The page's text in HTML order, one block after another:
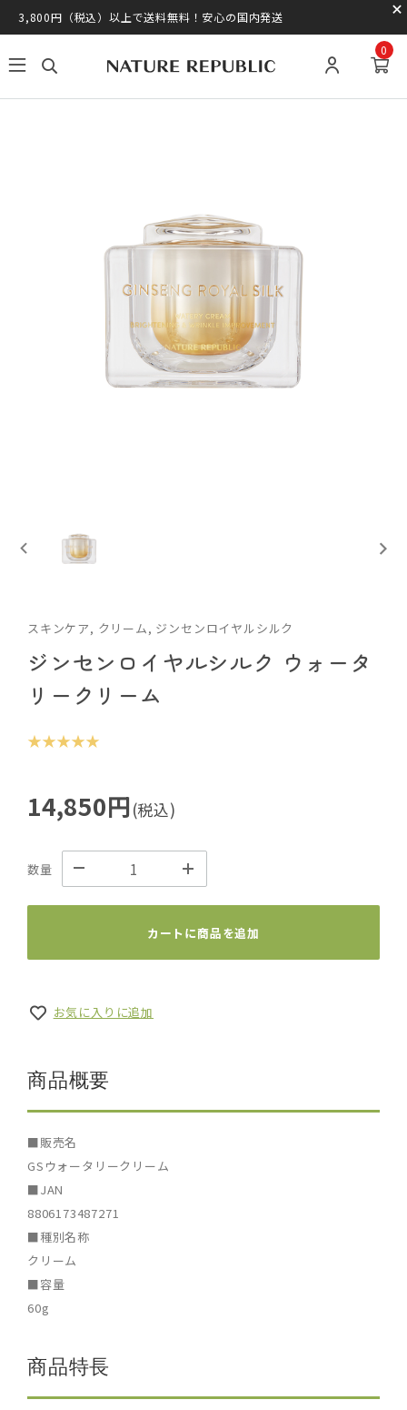
3,800円（税込）以上で送料無料！安心の国内発送
0
スキンケア, クリーム, ジンセンロイヤルシルク
ジンセンロイヤルシルク ウォータ
リークリーム
★ ★ ★ ★ ★
14,850円 (税込)
数量
カートに商品を追加
お気に入りに追加
商品概要
■販売名
GSウォータリークリーム
■JAN
8806173487271
■種別名称
クリーム
■容量
60g
商品特長